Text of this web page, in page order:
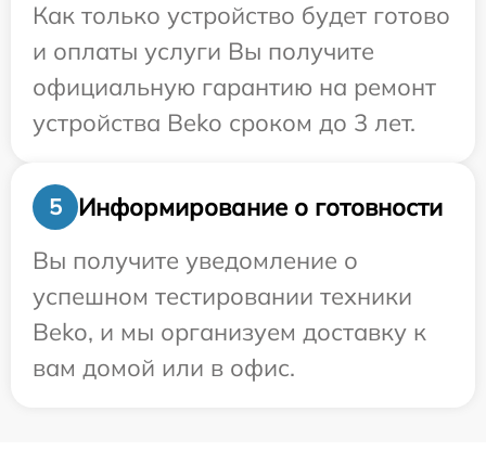
Как только устройство будет готово
и оплаты услуги Вы получите
официальную гарантию на ремонт
устройства Beko сроком до 3 лет.
5
Информирование о готовности
Вы получите уведомление о
успешном тестировании техники
Beko, и мы организуем доставку к
вам домой или в офис.